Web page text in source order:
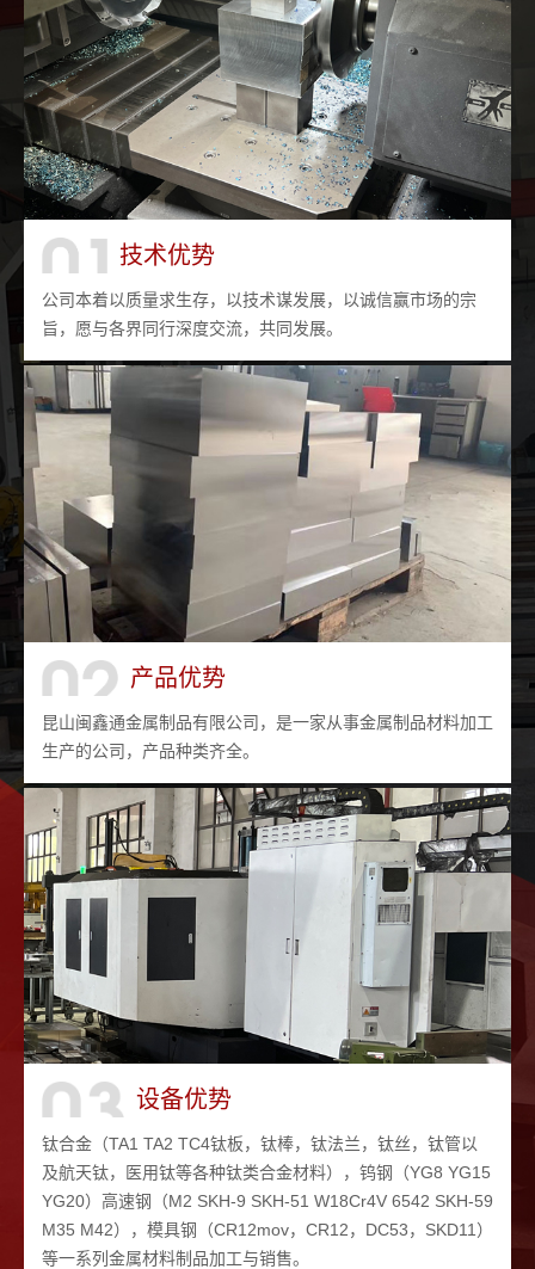
技术优势
公司本着以质量求生存，以技术谋发展，以诚信赢市场的宗
旨，愿与各界同行深度交流，共同发展。
产品优势
昆山闽鑫通金属制品有限公司，是一家从事金属制品材料加工
生产的公司，产品种类齐全。
设备优势
钛合金（TA1 TA2 TC4钛板，钛棒，钛法兰，钛丝，钛管以
及航天钛，医用钛等各种钛类合金材料），钨钢（YG8 YG15
YG20）高速钢（M2 SKH-9 SKH-51 W18Cr4V 6542 SKH-59
M35 M42），模具钢（CR12mov，CR12，DC53，SKD11）
等一系列金属材料制品加工与销售。